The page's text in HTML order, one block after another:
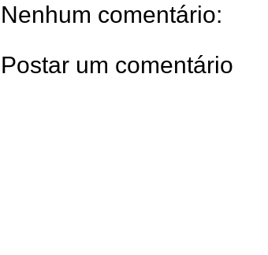
Nenhum comentário:
Postar um comentário